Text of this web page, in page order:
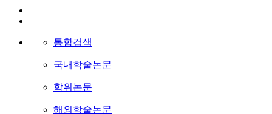
통합검색
국내학술논문
학위논문
해외학술논문